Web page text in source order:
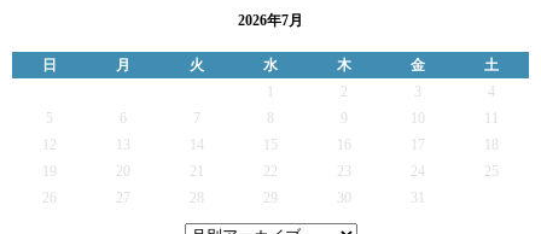
2026年7月
日 月 火 水 木 金
土
2 3
4
5
6 7 9
12
13 14 15 16 17
19
20 21 22 23 24
25
26
27 28 29 30 31